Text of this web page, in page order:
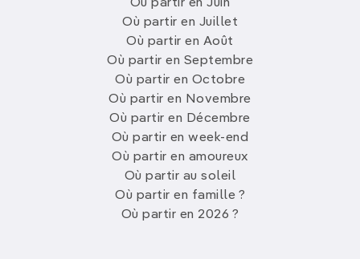
Où partir en Juin
Où partir en Juillet
Où partir en Août
Où partir en Septembre
Où partir en Octobre
Où partir en Novembre
Où partir en Décembre
Où partir en week-end
Où partir en amoureux
Où partir au soleil
Où partir en famille ?
Où partir en 2026 ?